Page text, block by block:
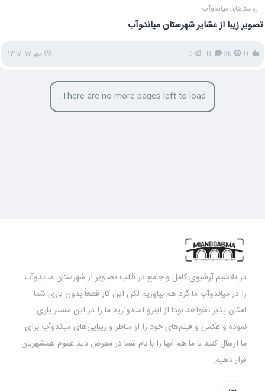
روستاهای میاندوآب
تصویر زیبا از عشایر شهرستان میاندوآب
3k
0 مهر ۱۷, ۱۳۹۷
There are no more pages left to load.
در تلاشیم آرشیوی کامل و جامع در قالب تصاویر از شهرستان میاندوآب
را در میاندوآب ما گرد هم بیاوریم لکن این کار قطعاً بدون یاری شما
امکان پذیر نخواهد بود! از اینرو امیدواریم ما را در این مسیر یاری
نموده و عکس و فیلم‌های خود را از مناظر و زیبایی‌های میاندوآب برای
ما ارسال کنید تا ما هم آنها را با نام شما در معرض دید عموم همشهریان
قرار دهیم.